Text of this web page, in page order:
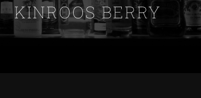
KINROOS BERRY